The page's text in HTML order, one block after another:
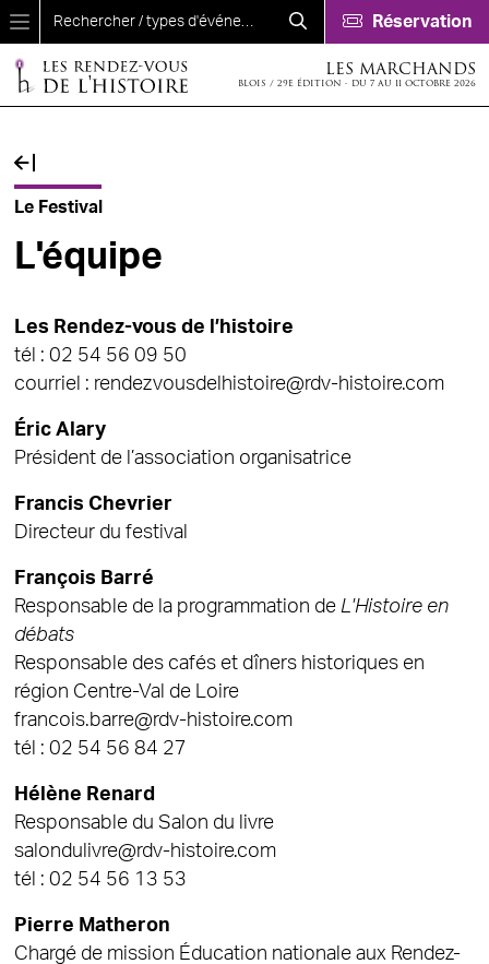
Aller au contenu principal
Réservation
LES MARCHANDS
BLOIS / 29E ÉDITION - DU 7 AU 11 OCTOBRE 2026
Fil d'Ariane
Le Festival
L'équipe
Les Rendez-vous de l’histoire
tél : 02 54 56 09 50
courriel : rendezvousdelhistoire@rdv-histoire.com
Éric Alary
Président de l’association organisatrice
Francis Chevrier
Directeur du festival
François Barré
Responsable de la programmation de L'Histoire en
débats
Responsable des cafés et dîners historiques en
région Centre-Val de Loire
francois.barre@rdv-histoire.com
tél : 02 54 56 84 27
Hélène Renard
Responsable du Salon du livre
salondulivre@rdv-histoire.com
tél : 02 54 56 13 53
Pierre Matheron
Chargé de mission Éducation nationale aux Rendez-